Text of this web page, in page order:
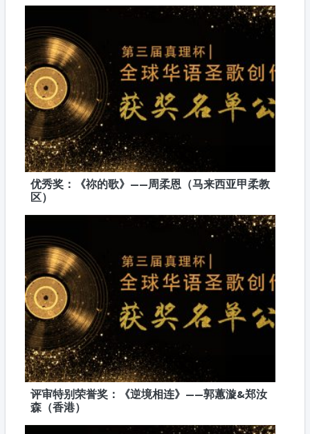
优秀奖：《祢的歌》——周柔恩（马来西亚甲柔教
区）
评审特别荣誉奖：《逆境相连》——郭蕙漩&郑汝
森（香港）